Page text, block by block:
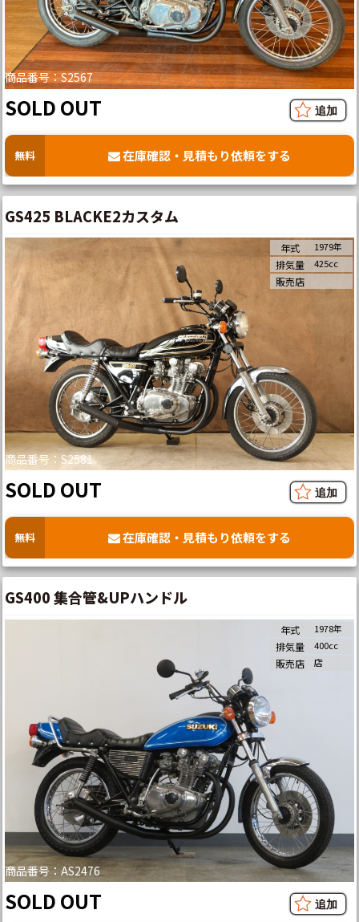
商品番号：S2567
SOLD OUT
無料 在庫確認・見積もり依頼をする
GS425 BLACKE2カスタム
商品番号：S2581
年式 1979年
排気量 425cc
販売店
SOLD OUT
無料 在庫確認・見積もり依頼をする
GS400 集合管&UPハンドル
商品番号：AS2476
年式 1978年
排気量 400cc
販売店 店
SOLD OUT